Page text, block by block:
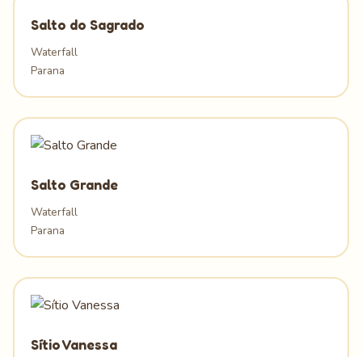
Salto do Sagrado
Waterfall
Parana
Salto Grande
Waterfall
Parana
Sítio Vanessa